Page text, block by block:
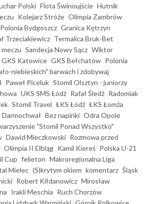
Polski Flota Świnoujście Hutnik
Kolejarz Stróże Olimpia Zambrów
Polonia Bydgoszcz Granica Kętrzyn
Trzeciakiewicz Termalica Bruk-Bet
Sandecja Nowy Sącz Wiktor
GKS Katowice GKS Bełchatów Polonia
niebieskich" barwach i zdobywaj
Paweł Piceluk Stomil Olsztyn - juniorzy
UKS SMS Łódź Rafał Śledź Radomiak
Stomil Travel ŁKS Łódź ŁKS Łomża
Bez napinki Odra Opole
"Stomil Ponad Wszystko"
Dawid Mieczkowski Rozmowa przed
Olimpia II Elbląg Kamil Kiereś Polska U-21
Cup felieton Makroregionalna Liga
Mielec (S)krytym okiem komentarz Śląsk
Robert Kiłdanowicz Mirosław
Irakli Meschia Ruch Chorzów